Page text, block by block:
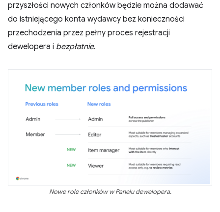
przyszłości nowych członków będzie można dodawać
do istniejącego konta wydawcy bez konieczności
przechodzenia przez pełny proces rejestracji
dewelopera i bezpłatnie.
Nowe role członków w Panelu dewelopera.